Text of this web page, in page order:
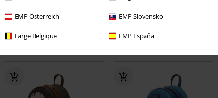
EMP Österreich EMP Slovensko
Large Belgique EMP España
Marauder's Map
Doek
I Solemnly Swear That I Am Up To
No Good
Harry Potter